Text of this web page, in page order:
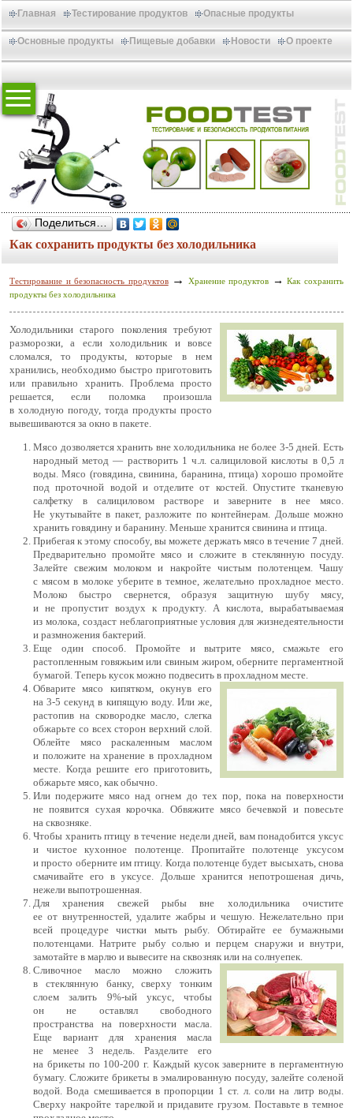
Главная Тестирование продуктов Опасные продукты
Основные продукты Пищевые добавки Новости О проекте
Поделиться…
Как сохранить продукты без холодильника
Тестирование и безопасность продуктов → Хранение продуктов → Как сохранить
продукты без холодильника
Холодильники старого поколения требуют
разморозки, а если холодильник и вовсе
сломался, то продукты, которые в нем
хранились, необходимо быстро приготовить
или правильно хранить. Проблема просто
решается, если поломка произошла
в холодную погоду, тогда продукты просто
вывешиваются за окно в пакете.
Мясо дозволяется хранить вне холодильника не более 3-5 дней. Есть
народный метод — растворить 1 ч.л. салициловой кислоты в 0,5 л
воды. Мясо (говядина, свинина, баранина, птица) хорошо промойте
под проточной водой и отделите от костей. Опустите тканевую
салфетку в салициловом растворе и заверните в нее мясо.
Не укутывайте в пакет, разложите по контейнерам. Дольше можно
хранить говядину и баранину. Меньше хранится свинина и птица.
Прибегая к этому способу, вы можете держать мясо в течение 7 дней.
Предварительно промойте мясо и сложите в стеклянную посуду.
Залейте свежим молоком и накройте чистым полотенцем. Чашу
с мясом в молоке уберите в темное, желательно прохладное место.
Молоко быстро свернется, образуя защитную шубу мясу,
и не пропустит воздух к продукту. А кислота, вырабатываемая
из молока, создаст неблагоприятные условия для жизнедеятельности
и размножения бактерий.
Еще один способ. Промойте и вытрите мясо, смажьте его
растопленным говяжьим или свиным жиром, оберните пергаментной
бумагой. Теперь кусок можно подвесить в прохладном месте.
Обварите мясо кипятком, окунув его
на3-5 секунд в кипящую воду. Или же,
растопив на сковородке масло, слегка
обжарьте со всех сторон верхний слой.
Облейте мясо раскаленным маслом
и положите на хранение в прохладном
месте. Когда решите его приготовить,
обжарьте мясо, как обычно.
Или подержите мясо над огнем до тех пор, пока на поверхности
не появится сухая корочка. Обвяжите мясо бечевкой и повесьте
на сквозняке.
Чтобы хранить птицу в течение недели дней, вам понадобится уксус
и чистое кухонное полотенце. Пропитайте полотенце уксусом
и просто оберните им птицу. Когда полотенце будет высыхать, снова
смачивайте его в уксусе. Дольше хранится непотрошеная дичь,
нежели выпотрошенная.
Для хранения свежей рыбы вне холодильника очистите
ее от внутренностей, удалите жабры и чешую. Нежелательно при
всей процедуре чистки мыть рыбу. Обтирайте ее бумажными
полотенцами. Натрите рыбу солью и перцем снаружи и внутри,
замотайте в марлю и вывесите на сквозняк или на солнуепек.
Сливочное масло можно сложить
в стеклянную банку, сверху тонким
слоем залить 9%-ый уксус, чтобы
он не оставлял свободного
пространства на поверхности масла.
Еще вариант для хранения масла
не менее 3 недель. Разделите его
на брикеты по 100-200 г. Каждый кусок заверните в пергаментную
бумагу. Сложите брикеты в эмалированную посуду, залейте соленой
водой. Вода смешивается в пропорции 1 ст. л. соли на литр воды.
Сверху накройте тарелкой и придавите грузом. Поставьте в темное